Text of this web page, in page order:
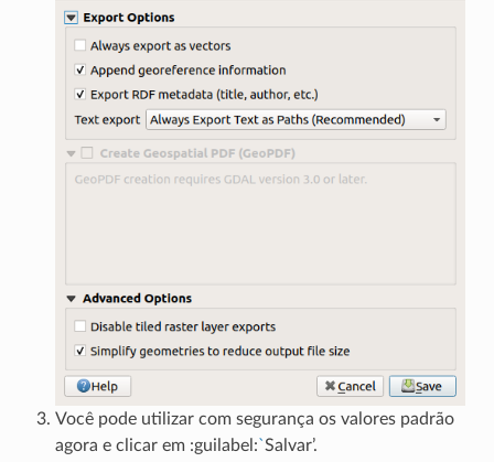
Você pode utilizar com segurança os valores padrão
agora e clicar em :guilabel:`Salvar’.